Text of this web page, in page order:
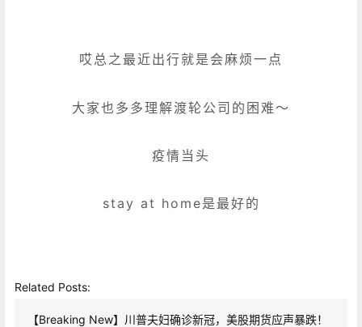
哎总之最近出行就是会麻烦一点
大家也多多理解渡轮公司的困难～
疫情当头
stay at home是最好的
Related Posts:
【Breaking New】川普夫妇确诊新冠，美股期货应声暴跌！